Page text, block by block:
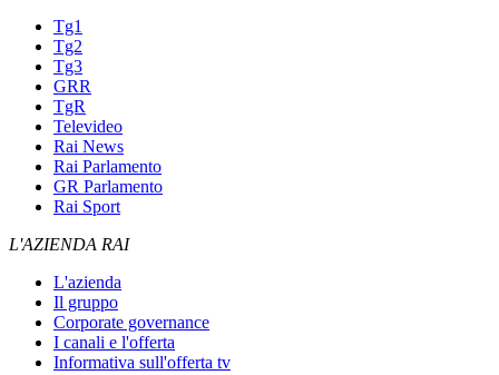
Tg1
Tg2
Tg3
GRR
TgR
Televideo
Rai News
Rai Parlamento
GR Parlamento
Rai Sport
L'AZIENDA RAI
L'azienda
Il gruppo
Corporate governance
I canali e l'offerta
Informativa sull'offerta tv